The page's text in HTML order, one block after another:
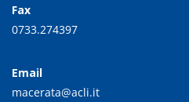
Fax
0733.274397
Email
macerata@acli.it